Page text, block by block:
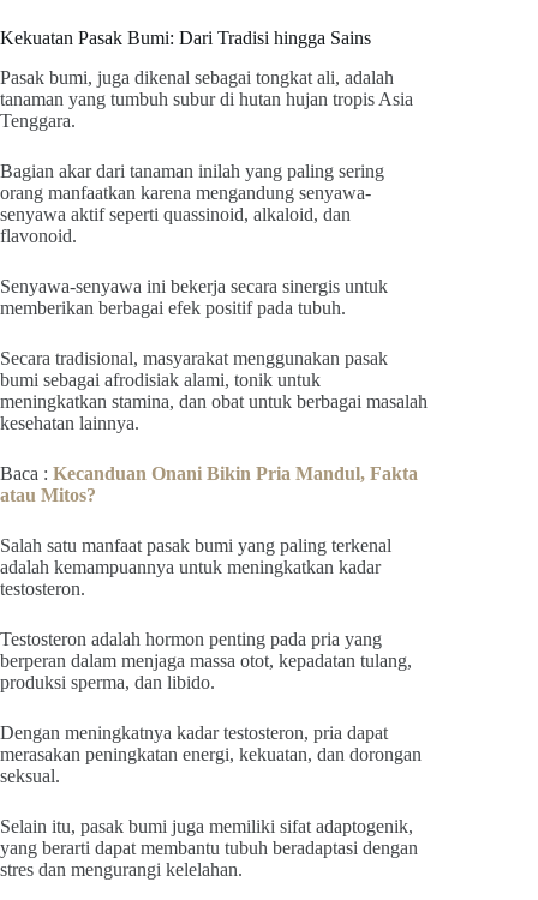
Kekuatan Pasak Bumi: Dari Tradisi hingga Sains
Pasak bumi, juga dikenal sebagai tongkat ali, adalah
tanaman yang tumbuh subur di hutan hujan tropis Asia
Tenggara.
Bagian akar dari tanaman inilah yang paling sering
orang manfaatkan karena mengandung senyawa-
senyawa aktif seperti quassinoid, alkaloid, dan
flavonoid.
Senyawa-senyawa ini bekerja secara sinergis untuk
memberikan berbagai efek positif pada tubuh.
Secara tradisional, masyarakat menggunakan pasak
bumi sebagai afrodisiak alami, tonik untuk
meningkatkan stamina, dan obat untuk berbagai masalah
kesehatan lainnya.
Baca : Kecanduan Onani Bikin Pria Mandul, Fakta
atau Mitos?
Salah satu manfaat pasak bumi yang paling terkenal
adalah kemampuannya untuk meningkatkan kadar
testosteron.
Testosteron adalah hormon penting pada pria yang
berperan dalam menjaga massa otot, kepadatan tulang,
produksi sperma, dan libido.
Dengan meningkatnya kadar testosteron, pria dapat
merasakan peningkatan energi, kekuatan, dan dorongan
seksual.
Selain itu, pasak bumi juga memiliki sifat adaptogenik,
yang berarti dapat membantu tubuh beradaptasi dengan
stres dan mengurangi kelelahan.